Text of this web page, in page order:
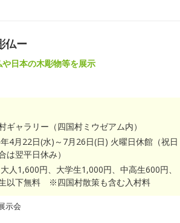
仏ー
日本の木彫物等を展示
ギャラリー（四国村ミウゼアム内）
4月22日(水)～7月26日(日) 火曜日休館（祝日
は翌平日休み）
人1,600円、大学生1,000円、中高生600円、
以下無料 ※四国村散策も含む入村料
示会